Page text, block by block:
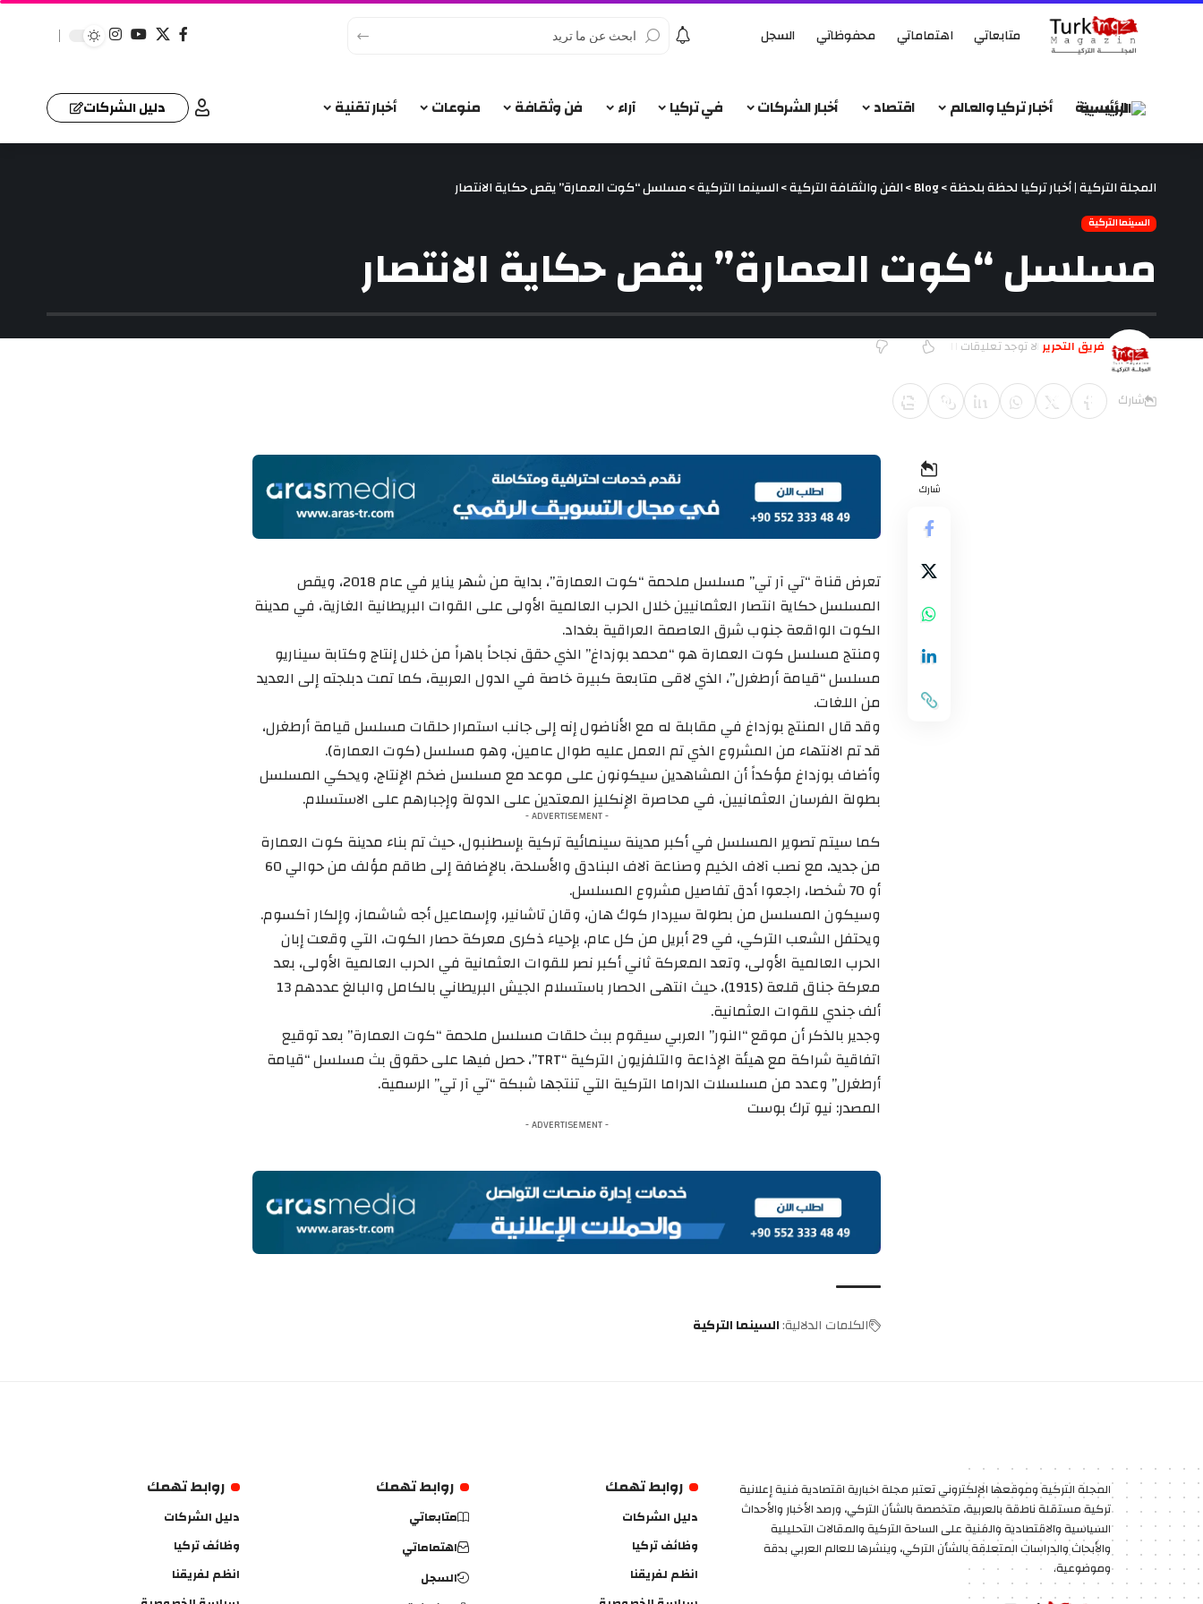
متابعاتي اهتماماتي محفوظاتي السجل
الرئيسية أخبار تركيا والعالم اقتصاد أخبار الشركات في تركيا آراء فن وثقافة منوعات أخبار تقنية دليل الشركات
المجلة التركية | أخبار تركيا لحظة بلحظة>
Blog
>الفن والثقافة التركية>السينما التركية>مسلسل “كوت العمارة” يقص حكاية الانتصار
السينما التركية
مسلسل “كوت العمارة” يقص حكاية الانتصار
فريق التحرير لا توجد تعليقات
شارك
شارك
تعرض قناة “تي آر تي” مسلسل ملحمة “كوت العمارة”، بداية من شهر يناير في عام 2018، ويقص
المسلسل حكاية انتصار العثمانيين خلال الحرب العالمية الأولى على القوات البريطانية الغازية، في مدينة
الكوت الواقعة جنوب شرق العاصمة العراقية بغداد.
ومنتج مسلسل كوت العمارة هو “محمد بوزداغ” الذي حقق نجاحاً باهراً من خلال إنتاج وكتابة سيناريو
مسلسل “قيامة أرطغرل”، الذي لاقى متابعة كبيرة خاصة في الدول العربية، كما تمت دبلجته إلى العديد
من اللغات.
وقد قال المنتج بوزداغ في مقابلة له مع الأناضول إنه إلى جانب استمرار حلقات مسلسل قيامة أرطغرل،
قد تم الانتهاء من المشروع الذي تم العمل عليه طوال عامين، وهو مسلسل (كوت العمارة).
وأضاف بوزداغ مؤكداً أن المشاهدين سيكونون على موعد مع مسلسل ضخم الإنتاج، ويحكي المسلسل
بطولة الفرسان العثمانيين، في محاصرة الإنكليز المعتدين على الدولة وإجبارهم على الاستسلام.
- ADVERTISEMENT -
كما سيتم تصوير المسلسل في أكبر مدينة سينمائية تركية بإسطنبول، حيث تم بناء مدينة كوت العمارة
من جديد، مع نصب آلاف الخيم وصناعة آلاف البنادق والأسلحة، بالإضافة إلى طاقم مؤلف من حوالي 60
أو 70 شخصا، راجعوا أدق تفاصيل مشروع المسلسل.
وسيكون المسلسل من بطولة سيردار كوك هان، وقان تاشانير، وإسماعيل أجه شاشماز، وإلكار آكسوم.
ويحتفل الشعب التركي، في 29 أبريل من كل عام، بإحياء ذكرى معركة حصار الكوت، التي وقعت إبان
الحرب العالمية الأولى، وتعد المعركة ثاني أكبر نصر للقوات العثمانية في الحرب العالمية الأولى، بعد
معركة جناق قلعة (1915)، حيث انتهى الحصار باستسلام الجيش البريطاني بالكامل والبالغ عددهم 13
ألف جندي للقوات العثمانية.
وجدير بالذكر أن موقع “النور” العربي سيقوم ببث حلقات مسلسل ملحمة “كوت العمارة” بعد توقيع
اتفاقية شراكة مع هيئة الإذاعة والتلفزيون التركية “TRT”، حصل فيها على حقوق بث مسلسل “قيامة
أرطغرل” وعدد من مسلسلات الدراما التركية التي تنتجها شبكة “تي آر تي” الرسمية.
المصدر: نيو ترك بوست
- ADVERTISEMENT -
الكلمات الدلالية:السينما التركية
المجلة التركية وموقعها الإلكتروني تعتبر مجلة اخبارية اقتصادية فنية إعلانية
تركية مستقلة ناطقة بالعربية، متخصصة بالشأن التركي، ورصد الأخبار والأحداث
السياسية والاقتصادية والفنية على الساحة التركية والمقالات التحليلية
والأبحاث والدراسات المتعلقة بالشأن التركي، وينشرها للعالم العربي بدقة
وموضوعية.
روابط تهمك
دليل الشركات
وظائف تركيا
انظم لفريقنا
روابط تهمك
متابعاتي
اهتماماتي
السجل
روابط تهمك
دليل الشركات
وظائف تركيا
انظم لفريقنا